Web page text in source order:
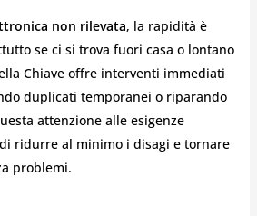
non rilevata, la rapidità è
se ci si trova fuori casa o lontano
Chiave offre interventi immediati
duplicati temporanei o riparando
attenzione alle esigenze
ridurre al minimo i disagi e tornare
problemi.